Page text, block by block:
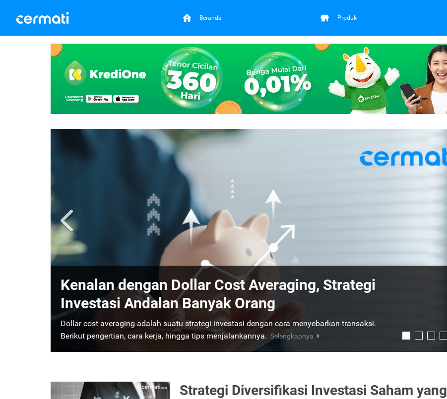
Beranda Produk
Perbedaan Investasi Saham dan Reksa Dana:
Panduan Lengkap untuk Investor Cerdas
Ketahui perbedaan investasi saham dan reksa dana, cara kerja, risiko, dan strategi memilih
instrumen terbaik untuk tujuan keuanganmu. Selengkapnya
Previous
Strategi Diversifikasi Investasi Saham yang